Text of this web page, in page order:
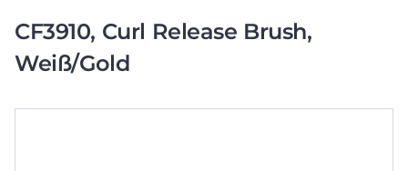
CF3910, Curl Release Brush,
Weiß/Gold